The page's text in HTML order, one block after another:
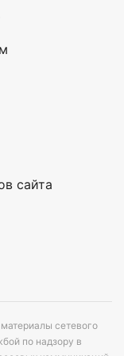
сайта
сетевого
по надзору в